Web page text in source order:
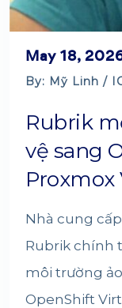
May 18,
By: Mỹ Linh /
Rubrik
vệ sang
Proxmox
Nhà cung
Rubrik chính
môi trường
OpenShift